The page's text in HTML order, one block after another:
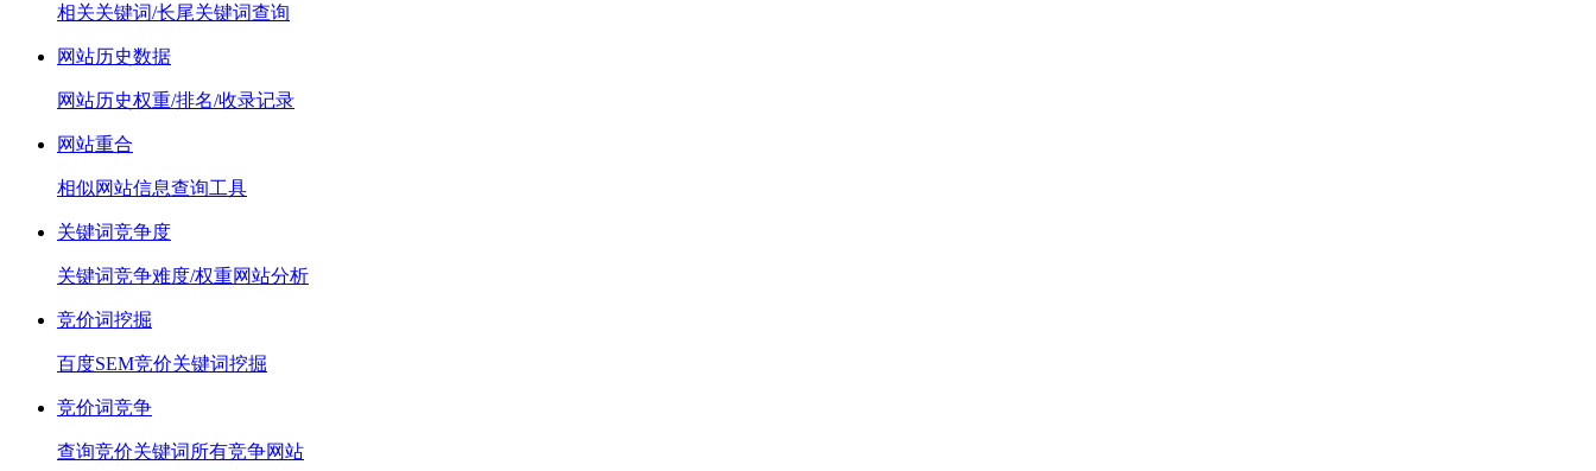
相关关键词/长尾关键词查询
网站历史数据
网站历史权重/排名/收录记录
网站重合
相似网站信息查询工具
关键词竞争度
关键词竞争难度/权重网站分析
竞价词挖掘
百度SEM竞价关键词挖掘
竞价词竞争
查询竞价关键词所有竞争网站